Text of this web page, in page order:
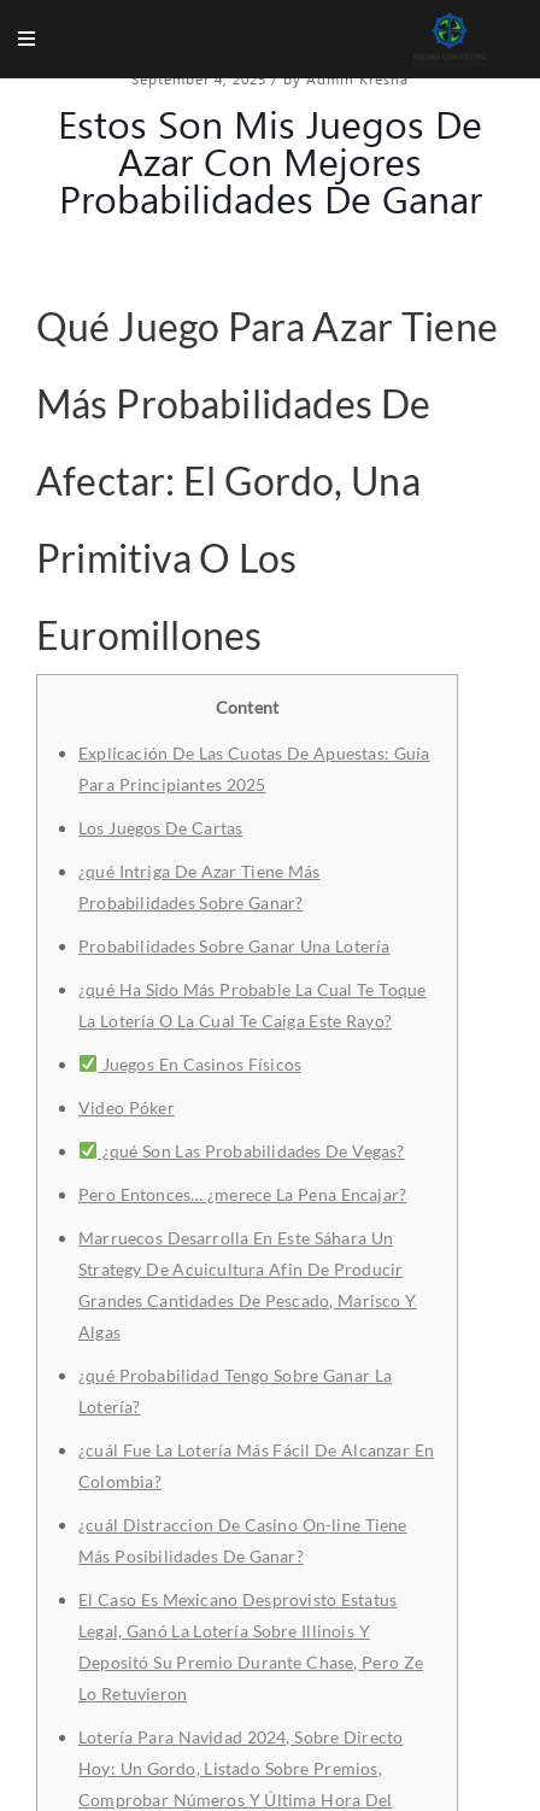
September 4, 2025/ by Admin Kresna
Estos Son Mis Juegos De
Azar Con Mejores
Probabilidades De Ganar
Qué Juego Para Azar Tiene
Más Probabilidades De
Afectar: El Gordo, Una
Primitiva O Los
Euromillones
Content
Explicación De Las Cuotas De Apuestas: Guía
Para Principiantes 2025
Los Juegos De Cartas
¿qué Intriga De Azar Tiene Más
Probabilidades Sobre Ganar?
Probabilidades Sobre Ganar Una Lotería
¿qué Ha Sido Más Probable La Cual Te Toque
La Lotería O La Cual Te Caiga Este Rayo?
Juegos En Casinos Físicos
Video Póker
¿qué Son Las Probabilidades De Vegas?
Pero Entonces… ¿merece La Pena Encajar?
Marruecos Desarrolla En Este Sáhara Un
Strategy De Acuicultura Afin De Producir
Grandes Cantidades De Pescado, Marisco Y
Algas
¿qué Probabilidad Tengo Sobre Ganar La
Lotería?
¿cuál Fue La Lotería Más Fácil De Alcanzar En
Colombia?
¿cuál Distraccion De Casino On-line Tiene
Más Posibilidades De Ganar?
El Caso Es Mexicano Desprovisto Estatus
Legal, Ganó La Lotería Sobre Illinois Y
Depositó Su Premio Durante Chase, Pero Ze
Lo Retuvieron
Lotería Para Navidad 2024, Sobre Directo
Hoy: Un Gordo, Listado Sobre Premios,
Comprobar Números Y Última Hora Del